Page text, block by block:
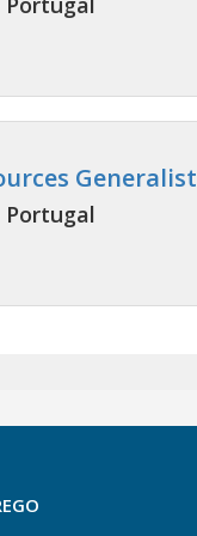
Generalist
Portugal